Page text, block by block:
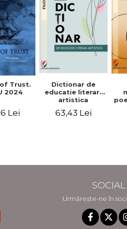
Trust.
2024
Lei
Dictionar de
educatie literar-
artistica
63,43 Lei
SOCIAL
Urmărește-ne în